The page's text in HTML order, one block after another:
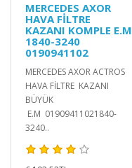
MERCEDES AXOR
HAVA FİLTRE
KAZANI KOMPLE E.M
1840-3240
0190941102
MERCEDES AXOR ACTROS
HAVA FİLTRE KAZANI
BÜYÜK
E.M 01909411021840-
3240..